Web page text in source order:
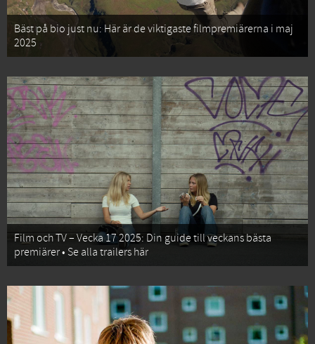
Bäst på bio just nu: Här är de viktigaste filmpremiärerna i maj
2025
Film och TV – Vecka 17 2025: Din guide till veckans bästa
premiärer • Se alla trailers här